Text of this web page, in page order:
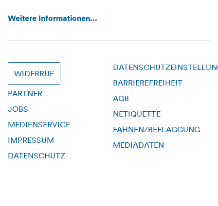
Weitere Informationen...
WIDERRUF
PARTNER
JOBS
MEDIENSERVICE
IMPRESSUM
DATENSCHUTZ
BARRIEREFREIHEIT
AGB
NETIQUETTE
FAHNEN/BEFLAGGUNG
MEDIADATEN